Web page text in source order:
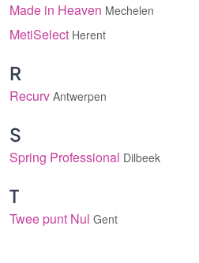
Made in Heaven Mechelen
MetiSelect Herent
R
Recurv Antwerpen
S
Spring Professional Dilbeek
T
Twee punt Nul Gent